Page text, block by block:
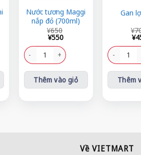
chất số lượng
Nước tương Maggi
nắp đỏ (700ml)
¥650
¥650.
¥550
tại
là:
¥550.
Nước tương Maggi nắp đỏ (700ml) số
Thêm vào giỏ
Gan
¥
là:
¥700.
¥
tại
là:
¥450.
Gan lợn
Thêm
Về VIETMART